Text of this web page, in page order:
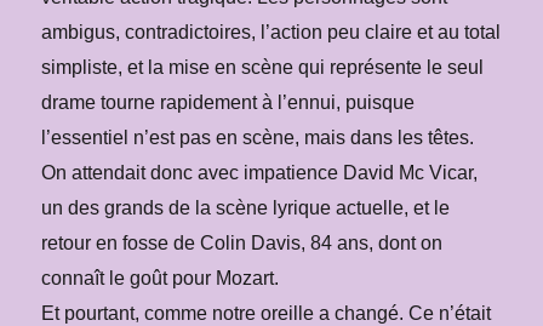
ambigus, contradictoires, l’action peu claire et au total
simpliste, et la mise en scène qui représente le seul
drame tourne rapidement à l’ennui, puisque
l’essentiel n’est pas en scène, mais dans les têtes.
On attendait donc avec impatience David Mc Vicar,
un des grands de la scène lyrique actuelle, et le
retour en fosse de Colin Davis, 84 ans, dont on
connaît le goût pour Mozart.
Et pourtant, comme notre oreille a changé. Ce n’était